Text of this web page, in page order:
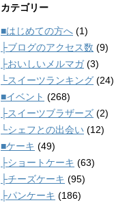
カテゴリー
■はじめての方へ (1)
├ブログのアクセス数 (9)
├おいしいメルマガ(3)
└スイーツランキング (24)
■イベント (268)
├スイーツブラザーズ (2)
└シェフとの出会い (12)
■ケーキ (49)
├ショートケーキ (63)
├チーズケーキ (95)
├パンケーキ (186)